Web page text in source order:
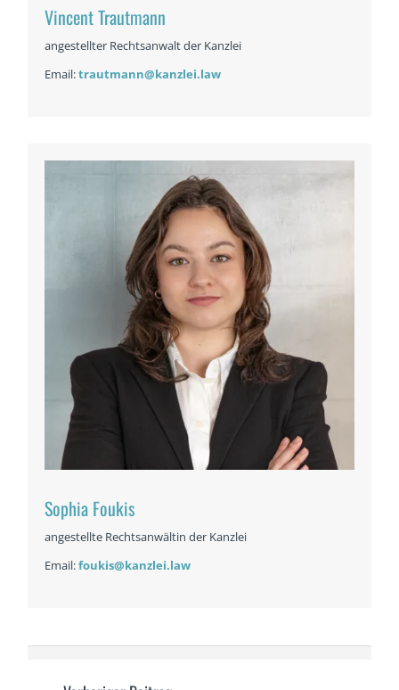
Vincent Trautmann
angestellter Rechtsanwalt der Kanzlei
Email:trautmann@kanzlei.law
Sophia Foukis
angestellte Rechtsanwältin der Kanzlei
Email:foukis@kanzlei.law